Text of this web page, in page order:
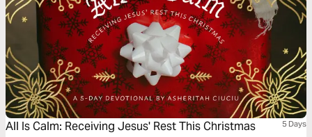
All Is Calm: Receiving Jesus' Rest This Christmas 5 Days